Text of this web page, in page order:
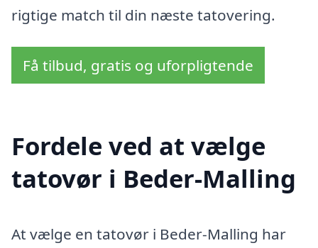
rigtige match til din næste tatovering.
Få tilbud, gratis og uforpligtende
Fordele ved at vælge
tatovør i Beder-Malling
At vælge en tatovør i Beder-Malling har